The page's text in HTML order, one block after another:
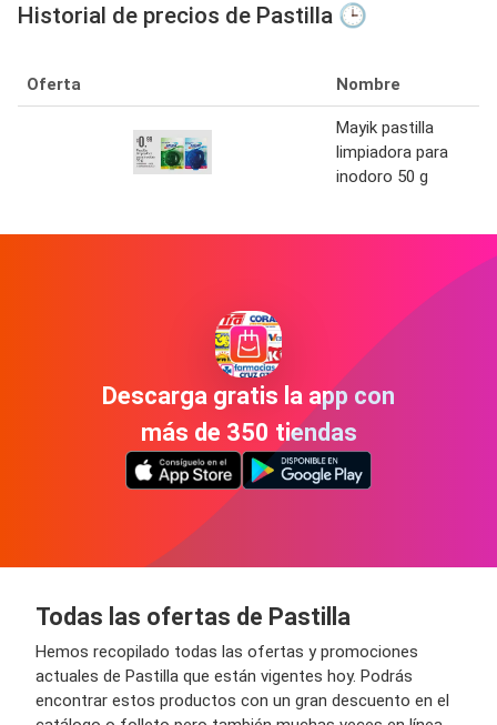
Historial de precios de Pastilla 🕒
Oferta Nombre
Mayik pastilla
limpiadora para
inodoro 50 g
Descarga gratis la app con
más de 350 tiendas
Todas las ofertas de Pastilla
Hemos recopilado todas las ofertas y promociones
actuales de Pastilla que están vigentes hoy. Podrás
encontrar estos productos con un gran descuento en el